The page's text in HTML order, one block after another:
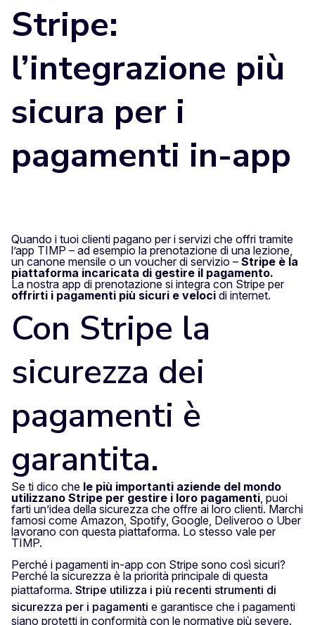
Stripe:
l’integrazione più
sicura per i
pagamenti in-app
Quando i tuoi clienti pagano per i servizi che offri tramite
l’app TIMP – ad esempio la prenotazione di una lezione,
un canone mensile o un voucher di servizio – Stripe è la
piattaforma incaricata di gestire il pagamento.
La nostra app di prenotazione si integra con Stripe per
offrirti i pagamenti più sicuri e veloci di internet.
Con Stripe la
sicurezza dei
pagamenti è
garantita.
Se ti dico che le più importanti aziende del mondo
utilizzano Stripe per gestire i loro pagamenti, puoi
farti un’idea della sicurezza che offre ai loro clienti. Marchi
famosi come Amazon, Spotify, Google, Deliveroo o Uber
lavorano con questa piattaforma. Lo stesso vale per
TIMP.
Perché i pagamenti in-app con Stripe sono così sicuri?
Perché la sicurezza è la priorità principale di questa
piattaforma. Stripe utilizza i più recenti strumenti di
sicurezza per i pagamenti e garantisce che i pagamenti
siano protetti in conformità con le normative più severe.